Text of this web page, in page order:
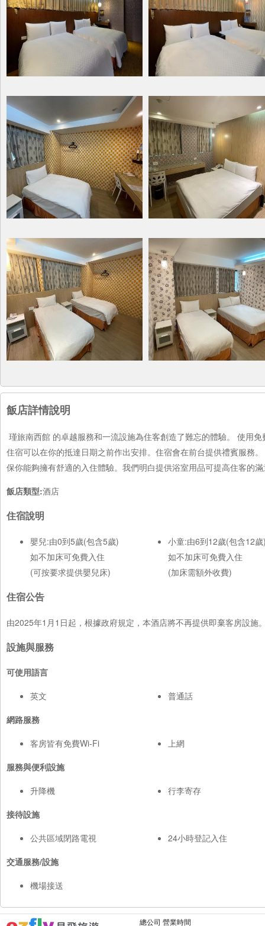
飯店詳情說明
瑾旅南西館 的卓越服務和一流設施為住客創造了難忘的體驗。 使用
住宿可以在你的抵達日期之前作出安排。住宿會在前台提供禮賓服務
保你能夠擁有舒適的入住體驗。我們明白提供浴室用品可提高住客的
飯店類型:酒店
住宿說明
嬰兒:由0到5歲(包含5歲)
如不加床可免費入住
(可按要求提供嬰兒床)
小童:由6到12歲(包含12
如不加床可免費入住
(加床需額外收費)
住宿公告
由2025年1月1日起，根據政府規定，本酒店將不再提供即棄客房設
設施與服務
可使用語言
英文
普通話
網路服務
客房皆有免費Wi-Fi
上網
服務與便利設施
升降機
行李寄存
接待設施
公共區域閉路電視
24小時登記入住
交通服務/設施
機場接送